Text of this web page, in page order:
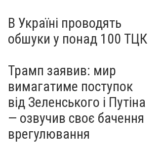
В Україні проводять
обшуки у понад 100 ТЦК
Трамп заявив: мир
вимагатиме поступок
від Зеленського і Путіна
— озвучив своє бачення
врегулювання